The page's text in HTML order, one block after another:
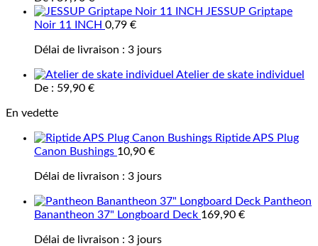
JESSUP Griptape
Noir 11 INCH 0,79 €
Délai de livraison : 3 jours
Atelier de skate individuel
De : 59,90 €
En vedette
Riptide APS Plug
Canon Bushings 10,90 €
Délai de livraison : 3 jours
Pantheon
Banantheon 37" Longboard Deck 169,90 €
Délai de livraison : 3 jours